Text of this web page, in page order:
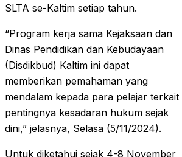
SLTA se-Kaltim setiap tahun.
“Program kerja sama Kejaksaan dan
Dinas Pendidikan dan Kebudayaan
(Disdikbud) Kaltim ini dapat
memberikan pemahaman yang
mendalam kepada para pelajar terkait
pentingnya kesadaran hukum sejak
dini,” jelasnya, Selasa (5/11/2024).
Untuk diketahui sejak 4-8 November